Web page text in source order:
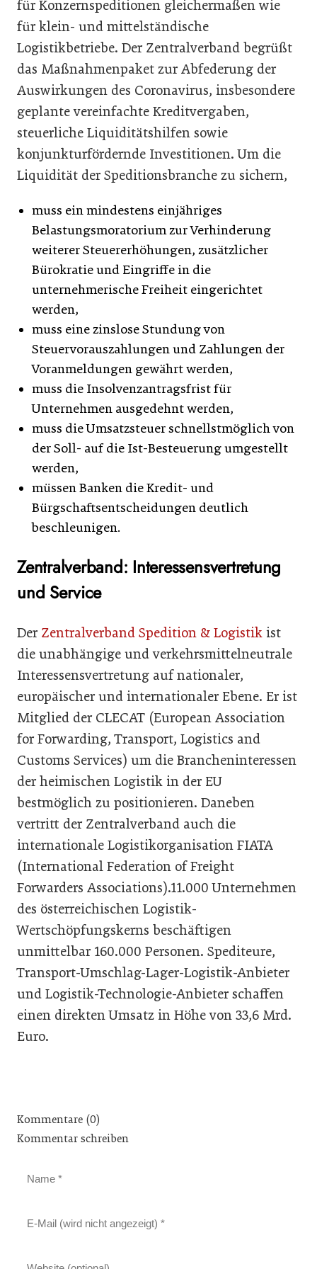
für Konzernspeditionen gleichermaßen wie
für klein- und mittelständische
Logistikbetriebe. Der Zentralverband begrüßt
das Maßnahmenpaket zur Abfederung der
Auswirkungen des Coronavirus, insbesondere
geplante vereinfachte Kreditvergaben,
steuerliche Liquiditätshilfen sowie
konjunkturfördernde Investitionen. Um die
Liquidität der Speditionsbranche zu sichern,
muss ein mindestens einjähriges
Belastungsmoratorium zur Verhinderung
weiterer Steuererhöhungen, zusätzlicher
Bürokratie und Eingriffe in die
unternehmerische Freiheit eingerichtet
werden,
muss eine zinslose Stundung von
Steuervorauszahlungen und Zahlungen der
Voranmeldungen gewährt werden,
muss die Insolvenzantragsfrist für
Unternehmen ausgedehnt werden,
muss die Umsatzsteuer schnellstmöglich von
der Soll- auf die Ist-Besteuerung umgestellt
werden,
müssen Banken die Kredit- und
Bürgschaftsentscheidungen deutlich
beschleunigen.
Zentralverband: Interessensvertretung
und Service
Der Zentralverband Spedition & Logistik ist
die unabhängige und verkehrsmittelneutrale
Interessensvertretung auf nationaler,
europäischer und internationaler Ebene. Er ist
Mitglied der CLECAT (European Association
for Forwarding, Transport, Logistics and
Customs Services) um die Brancheninteressen
der heimischen Logistik in der EU
bestmöglich zu positionieren. Daneben
vertritt der Zentralverband auch die
internationale Logistikorganisation FIATA
(International Federation of Freight
Forwarders Associations).11.000 Unternehmen
des österreichischen Logistik-
Wertschöpfungskerns beschäftigen
unmittelbar 160.000 Personen. Spediteure,
Transport-Umschlag-Lager-Logistik-Anbieter
und Logistik-Technologie-Anbieter schaffen
einen direkten Umsatz in Höhe von 33,6 Mrd.
Euro.
Kommentare (0)
Kommentar schreiben